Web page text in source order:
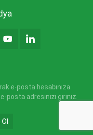
e-posta hesabınıza
posta adresinizi giriniz.